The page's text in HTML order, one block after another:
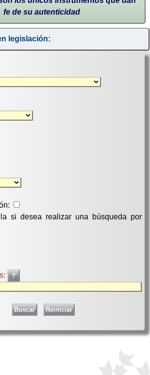
fe de su autenticidad
legislación:
si desea realizar una búsqueda por